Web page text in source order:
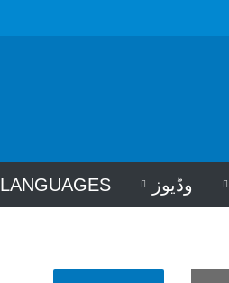
وڈیوز LANGUAGES